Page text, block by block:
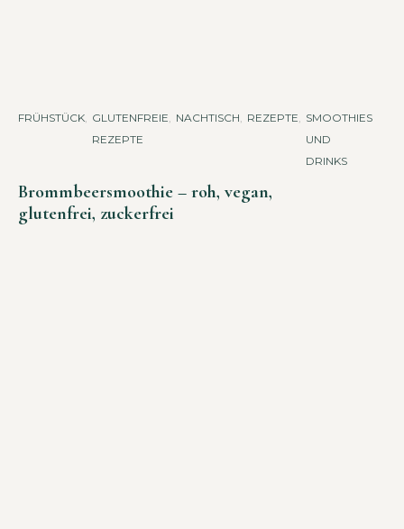
FRÜHSTÜCK GLUTENFREIE
REZEPTE
NACHTISCH REZEPTE
SMOOTHIES
UND
DRINKS
Brommbeersmoothie – roh, vegan,
glutenfrei, zuckerfrei